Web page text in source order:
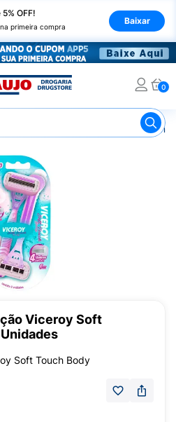
OFF!
na primeira compra
Baixar
0
Aparelhos e
Viceroy Soft
Soft Touch Body